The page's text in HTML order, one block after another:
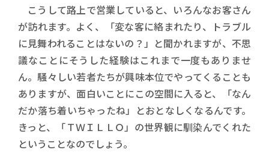
こうして路上で営業していると、いろんなお客さん
が訪れます。よく、「変な客に絡まれたり、トラブル
に見舞われることはないの？」と聞かれますが、不思
議なことにそうした経験はこれまで一度もありませ
ん。騒々しい若者たちが興味本位でやってくることも
ありますが、面白いことにこの空間に入ると、「なん
だか落ち着いちゃったね」とおとなしくなるんです。
きっと、「ＴＷＩＬＬＯ」の世界観に馴染んでくれた
ということなのでしょう。